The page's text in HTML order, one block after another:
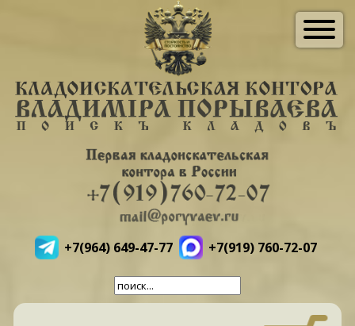
+7(964) 649-47-77 +7(919) 760-72-07